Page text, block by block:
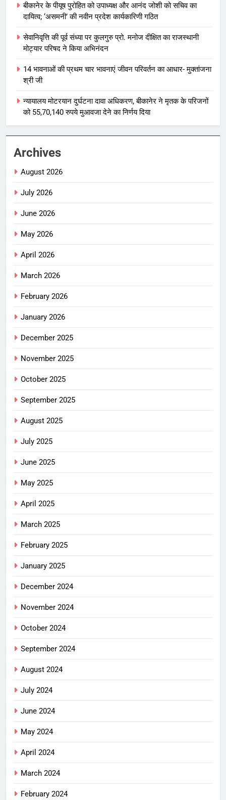
बीकानेर के पीयूष पुरोहित को उपाध्यक्ष और आनंद जोशी को सचिव का
दायित्व; ‘असमनी’ की नवीन प्रदेश कार्यकारिणी गठित
सेवानिवृत्ति की पूर्व संध्या पर कुलगुरु प्रो. मनोज दीक्षित का राजस्थानी
मोट्यार परिषद ने किया अभिनंदन
14 भावनाओं की प्रथम चार भावनाएं जीवन परिवर्तन का आधार- मुक्तांजना
श्री जी
न्यायालय मोटरयान दुर्घटना दावा अधिकरण, बीकानेर ने मृतक के परिजनों
को 55,70,140 रुपये मुआवजा देने का निर्णय दिया
Archives
August 2026
July 2026
June 2026
May 2026
April 2026
March 2026
February 2026
January 2026
December 2025
November 2025
October 2025
September 2025
August 2025
July 2025
June 2025
May 2025
April 2025
March 2025
February 2025
January 2025
December 2024
November 2024
October 2024
September 2024
August 2024
July 2024
June 2024
May 2024
April 2024
March 2024
February 2024